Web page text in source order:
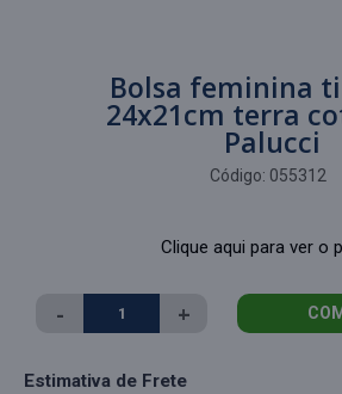
Bolsa feminina
24x21cm terra
Palucci
Código: 055312
Clique aqui para ver o
- +
Estimativa de Frete